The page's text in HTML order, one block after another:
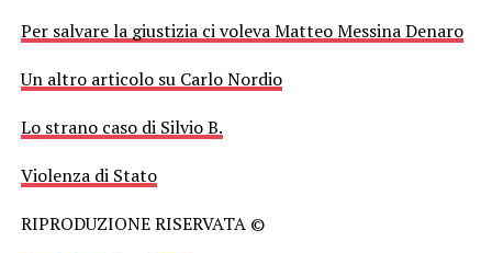
Per salvare la giustizia ci voleva Matteo Messina Denaro
Un altro articolo su Carlo Nordio
Lo strano caso di Silvio B.
Violenza di Stato
RIPRODUZIONE RISERVATA ©